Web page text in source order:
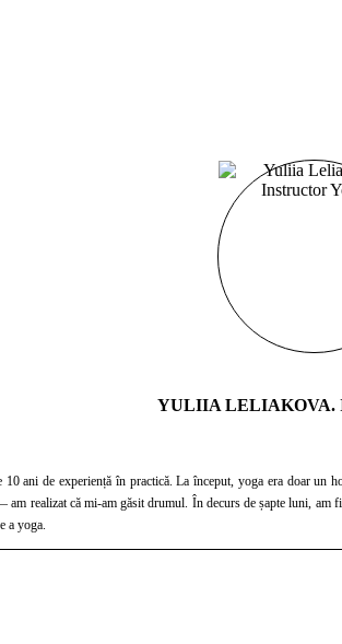
YULIIA LELIAKOVA.
ani de experiență în practică. La început, yoga era doar un
realizat că mi-am găsit drumul. În decurs de șapte luni,
a yoga.